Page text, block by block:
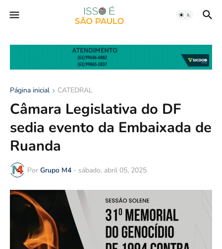
Página inicial CATEDRAL
Câmara Legislativa do DF
sedia evento da Embaixada de
Ruanda
Por Grupo M4 - sábado, abril 05, 2025